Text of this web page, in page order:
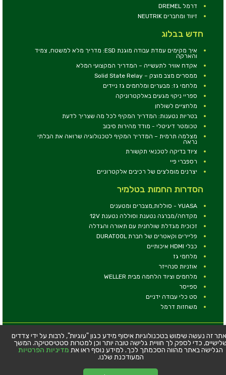
דרמל DREMEL
זיווד ומחברים NEUTRIK
חדש בבלוג
איך מקימים עמדת עבודה מוגנת ESD: מדריך מלא למשטח, צמיד
והארקה
אקדח אוויר לתעשייה – המדריך המקצועי המלא
ממסרים מצב מוצק – Solid State Relay
מלחמי גז: מבערים ומלחמים גז ניידים
ספריי ניקוי מגעים באלקטרוניקה
מלחציים לשולחן
בטריות נטענות: המדריך המקיף לכל מה שצריך לדעת
טכומטר דיגיטלי - מודד מהירות סיבוב
מצלמה תרמית – המדריך המקיף לטכנולוגיה שרואה את הבלתי
נראה
ציוד בדיקה לטכנאי תקשורת
רספברי פיי
יצרנים מומלצים של רכיבים אלקטרוניים
הסדרות החמות בטלמיר
YUASA - סוללות,מצברים ומטענים
מקדחה/מברגה נטענת וסוללה נטענת 12V
זכוכית מגדלת שולחנית עם תאורה והגדלה
פליירים וקאטרים של חברת DURATOOL
כבלי HDMI איכותיים
מלחמי גז
אוזניות סנהייזר
מלחמים וציוד הלחמה מבית WELLER
ספייסר
סט כלי עבודה ידניים
משחזות דרמל
© כל הזכויות שמורות - טלמיר אלקטרוניקה בע''מ
כתובת: דרך העצמאות 63, חיפה
טלפון:04-8534564
זה נעשה שימוש בטכנולוגיות איסוף מידע כגון "עוגיות", לרבות על ידי צדדים
כדי לספק לך חוויית גלישה טובה יותר וכן למטרות סטטיסטיקה. המשך
הגלישה באתר מהווה הסכמתך לכך. למידע נוסף ראו את מדיניות הפרטיות
המעודכנת שלנו.